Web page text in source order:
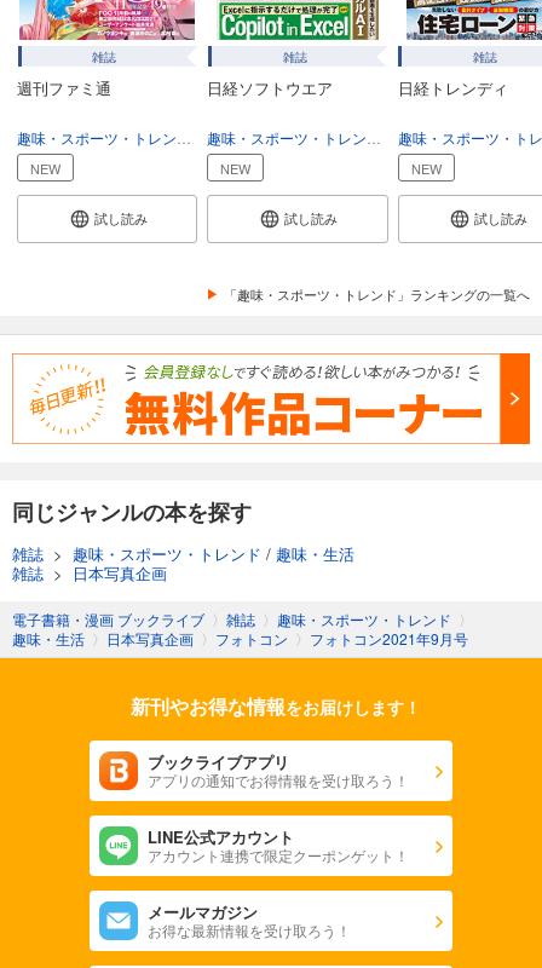
1,048円 (税込)
カート
試し読み
フォトコン2024年8月号
1,048円 (税込)
あらすじを表示する
フォトコン2024年7月号
1,048円 (税込)
カート
フォトコン2024年6月号
試し読み
あらすじを表示する
1,048円 (税込)
あらすじを表示する
フォトコン2024年4月号
雑誌
週刊ファミ通
趣味・生活
NEW
試し読み
雑誌
日経ソフトウエア
趣味・生活
NEW
試し読み
雑誌
日経トレンディ
NEW
試し読み
「趣味・スポーツ・トレンド」ランキングの一覧へ
同じジャンルの本を探す
雑誌 > 趣味・スポーツ・トレンド / 趣味・生活
雑誌 > 日本写真企画
電子書籍・漫画 ブックライブ 〉 雑誌 〉 趣味・スポーツ・トレンド 〉
趣味・生活 〉 日本写真企画 〉 フォトコン 〉 フォトコン2021年9月号
新刊やお得な情報をお届けします！
ブックライブアプリ
アプリの通知でお得情報を受け取ろう！
LINE公式アカウント
アカウント連携で限定クーポンゲット！
メールマガジン
お得な最新情報を受け取ろう！